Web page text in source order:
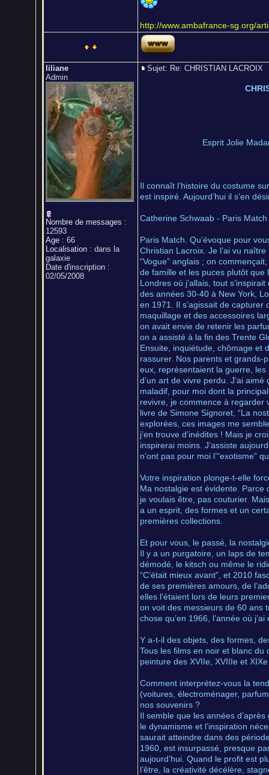
http://www.ambafrance-sg.org/
liliane
Admin
Nombre de messages :
12593
Age : 66
Localisation : dans la
galaxie
Date d'inscription :
02/05/2008
Sujet: Re: CHRISTIAN
Esprit Jolie
Il connaît l’histoire du costume
est inspiré. Aujourd’hui il s’en
Catherine Schwaab - Paris Match
Paris Match. Qu’évoque pour
Christian Lacroix. Je l’ai vu
“Vogue” anglais ; on
de famille et les puces plutôt que
Londres où j’allais, tout
des années 30-40 à New York,
en 1971. Il s’agissait de
maquillage et des accessoires
on avait envie de retenir les
on a assisté à la fin des Trente
Ensuite, inquiétude, chômage et
rassurer. Nos parents et grands-
eux, représentaient la guerre,
d’un art de vivre perdu. J’ai
maladif, pour moi dont la
revivre, je commence à regarder
livre de Simone Signoret, “La
explorées, ces images me
j’en trouve d’inédites ! Mais je
inspirerai moins. J’assiste
n’ont pas pour moi l’“exotisme”
Votre inspiration plonge-t-elle
Ma nostalgie est évidente. Parce
je voulais être, pas couturier.
a un esprit, des formes et un
premières collections.
Et pour vous, le passé, la
Il y a un purgatoire, un laps de
démodé, le kitsch ou même le
“C’était mieux avant”, et 2010
de ses premières amours, de
elles l’étaient lors de leurs
on voit des messieurs de 60 ans
chose qu’en 1966, l’année où
Y a-t-il des objets, des formes,
Tous les films en noir et blanc du
peinture des XVIIe, XVIIIe et
Comment interprétez-vous la
(voitures, électroménager,
nos souvenirs ?
Il semble que les années
le dynamisme et l’inspiration
saurait atteindre dans des
1960, est insurpassé, presque
aujourd’hui. Quand le profit est
l’être, la créativité décélère,